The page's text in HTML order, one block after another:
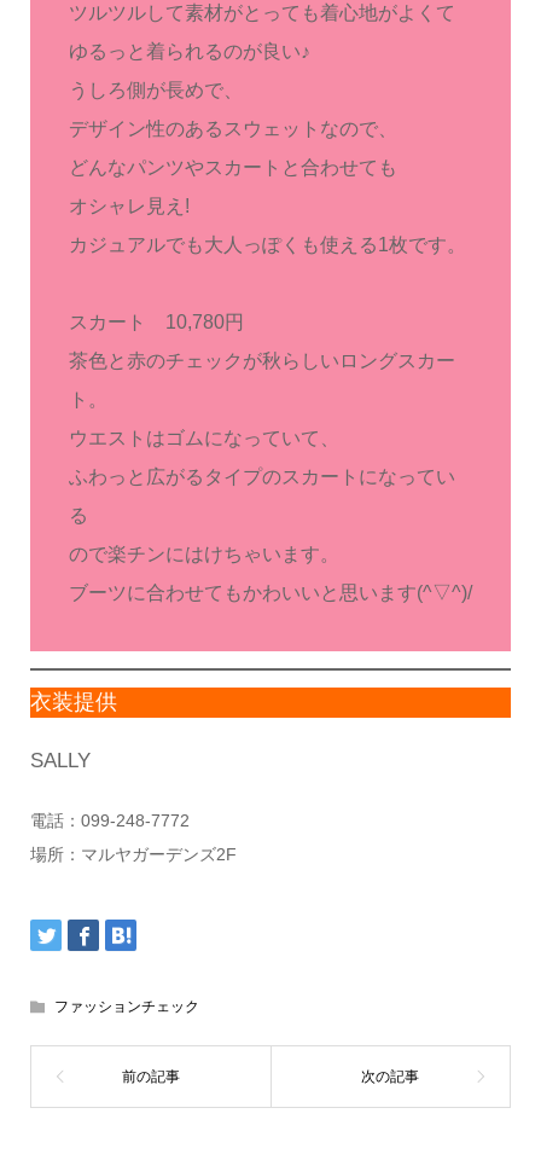
ツルツルして素材がとっても着心地がよくて
ゆるっと着られるのが良い♪
うしろ側が長めで、
デザイン性のあるスウェットなので、
どんなパンツやスカートと合わせても
オシャレ見え!
カジュアルでも大人っぽくも使える1枚です。
スカート 10,780円
茶色と赤のチェックが秋らしいロングスカー
ト。
ウエストはゴムになっていて、
ふわっと広がるタイプのスカートになってい
る
ので楽チンにはけちゃいます。
ブーツに合わせてもかわいいと思います(^▽^)/
衣装提供
SALLY
電話：099-248-7772
場所：マルヤガーデンズ2F
ファッションチェック